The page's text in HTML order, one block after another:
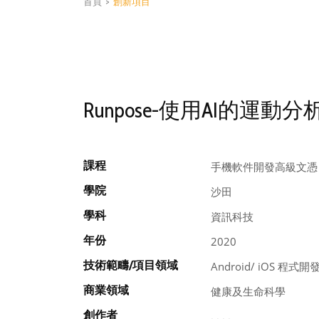
Runpose-使用AI的運動分
課程 手機軟件開發高級文憑
學院 沙田
學科 資訊科技
年份 2020
技術範疇/項目領域 Android/ iOS 程式開發
商業領域 健康及生命科學
創作者 , , , ,